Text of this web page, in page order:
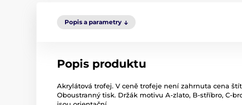
Popis a parametry
Popis produktu
Akrylátová trofej. V ceně trofeje není zahrnuta cena
Oboustranný tisk. Držák motivu A-zlato, B-stříbro, C-